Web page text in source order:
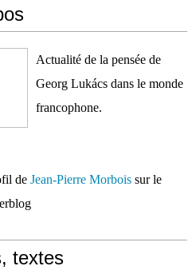
Actualité de la pensée de
Georg Lukács dans le monde
francophone.
de Jean-Pierre Morbois sur le
textes